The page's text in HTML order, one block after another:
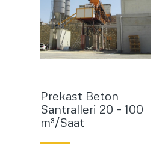
Prekast Beton
Santralleri 20 – 100
m³/Saat